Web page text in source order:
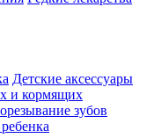
Детские аксессуары
и кормящих
зубов